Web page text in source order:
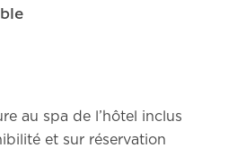
au spa de l’hôtel inclus
et sur réservation